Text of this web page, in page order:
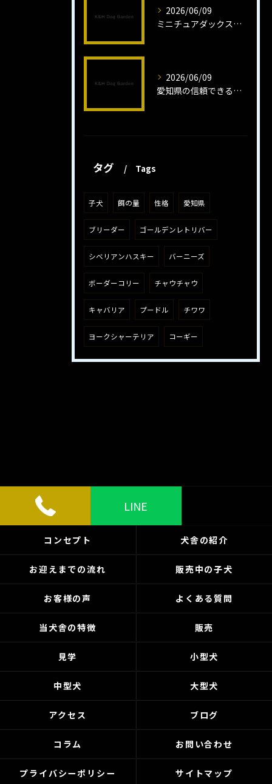
2026/06/09
ミニチュアダックスフンドロング子犬の魅力と育成法
2026/06/09
愛知県の信頼できるミニチュアピンシャーブリーダーの魅力
タグ Tags
子犬 餌の量 性格 愛知県
ブリーダー ゴールデンレトリバー
シベリアンハスキー バーニーズ
ボーダーコリー チャウチャウ
キャバリア プードル チワワ
ヨークシャーテリア コーギー
LINE
コンセプト 犬舎の紹介
お迎えまでの流れ 販売中の子犬
お客様の声 よくある質問
当犬舎の特徴 販売
見学 小型犬
中型犬 大型犬
アクセス ブログ
コラム お問い合わせ
プライバシーポリシー サイトマップ